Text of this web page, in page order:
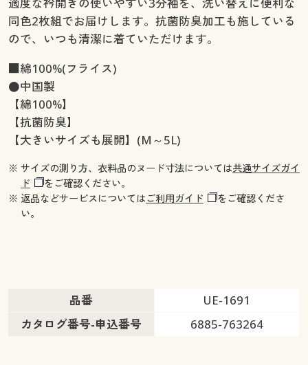
適度な衿開きの使いやすい3分袖を、洗い替えに便利な
同色2枚組でお届けします。抗菌防臭加工も施している
ので、いつも清潔に着ていただけます。
■綿100%(フライス)
●中国製
【綿100%】
【抗菌防臭】
【大きいサイズも展開】(M～5L)
※ サイズの測り方、衣料品のヌード寸法については共通サイズガイ
ド
をご確認ください。
※ 返品などサービスについてはご利用ガイド
をご確認くださ
い。
品番
UE-1691
カタログ番号-申込番号
6885-763264